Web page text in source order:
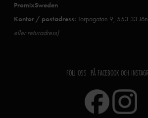
PromixSweden
Kontor / postadress: Torpagatan 9, 553 33
eller returadress)
FÖLJ OSS PÅ FACEBOOK OCH